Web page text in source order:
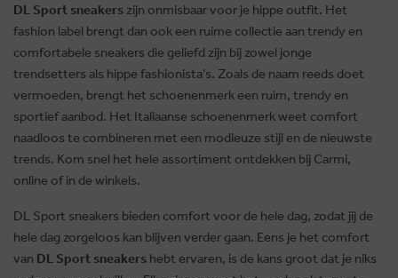
DL Sport sneakers zijn onmisbaar voor je hippe outfit. Het
fashion label brengt dan ook een ruime collectie aan trendy en
comfortabele sneakers die geliefd zijn bij zowel jonge
trendsetters als hippe fashionista’s. Zoals de naam reeds doet
vermoeden, brengt het schoenenmerk een ruim, trendy en
sportief aanbod. Het Italiaanse schoenenmerk weet comfort
naadloos te combineren met een modieuze stijl en de nieuwste
trends. Kom snel het hele assortiment ontdekken bij Carmi,
online of in de winkels.
DL Sport sneakers bieden comfort voor de hele dag, zodat jij de
hele dag zorgeloos kan blijven verder gaan. Eens je het comfort
van DL Sport sneakers hebt ervaren, is de kans groot dat je niks